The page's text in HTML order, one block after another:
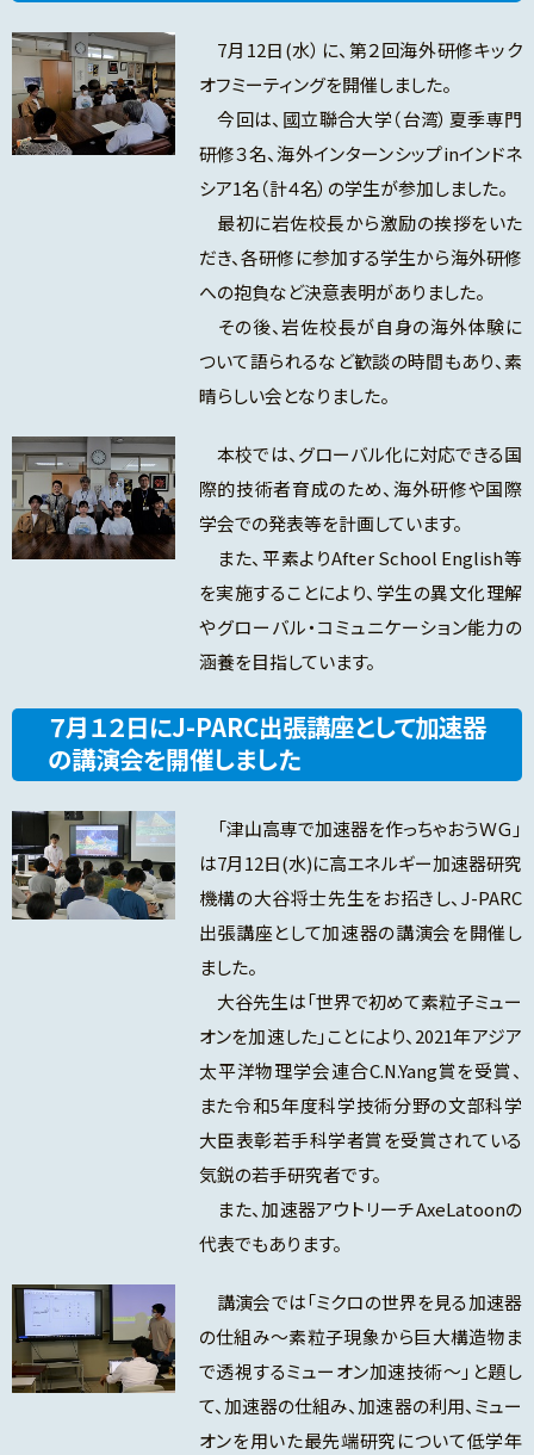
7月12日(水）に、第２回海外研修キック
オフミーティングを開催しました。
今回は、國立聯合大学（台湾）夏季専門
研修３名、海外インターンシップinインドネ
シア1名（計４名）の学生が参加しました。
最初に岩佐校長から激励の挨拶をいた
だき、各研修に参加する学生から海外研修
への抱負など決意表明がありました。
その後、岩佐校長が自身の海外体験に
ついて語られるなど歓談の時間もあり、素
晴らしい会となりました。
本校では、グローバル化に対応できる国
際的技術者育成のため、海外研修や国際
学会での発表等を計画しています。
また、平素よりAfter School English等
を実施することにより、学生の異文化理解
やグローバル・コミュニケーション能力の
涵養を目指しています。
７月１２日にJ-PARC出張講座として加速器
の講演会を開催しました
「津山高専で加速器を作っちゃおうＷＧ」
は7月12日(水)に高エネルギー加速器研究
機構の大谷将士先生をお招きし、J-PARC
出張講座として加速器の講演会を開催し
ました。
大谷先生は「世界で初めて素粒子ミュー
オンを加速した」ことにより、2021年アジア
太平洋物理学会連合C.N.Yang賞を受賞、
また令和5年度科学技術分野の文部科学
大臣表彰若手科学者賞を受賞されている
気鋭の若手研究者です。
また、加速器アウトリーチAxeLatoonの
代表でもあります。
講演会では「ミクロの世界を見る加速器
の仕組み～素粒子現象から巨大構造物ま
で透視するミューオン加速技術～」と題し
て、加速器の仕組み、加速器の利用、ミュー
オンを用いた最先端研究について低学年